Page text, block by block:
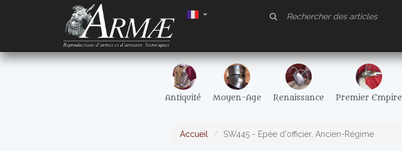
Antiquité Moyen-Age Renaissance Premier Empire
Accueil SW445 - Epée d'officier, Ancien-Régime